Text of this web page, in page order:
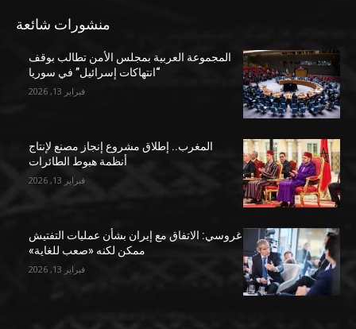
منشورات شائعة
المجموعة العربية بمجلس الأمن تطالب بوقف
“انتهاكات إسرائيل” في سوريا
فبراير 13, 2026
المغرب.. إطلاق مشروع إنجاز مصنع لإنتاج
أنظمة هبوط الطائرات
فبراير 13, 2026
غروسي: الاتفاق مع إيران بشأن عمليات التفتيش
ممكن لكنه «صعب للغاية»
فبراير 13, 2026